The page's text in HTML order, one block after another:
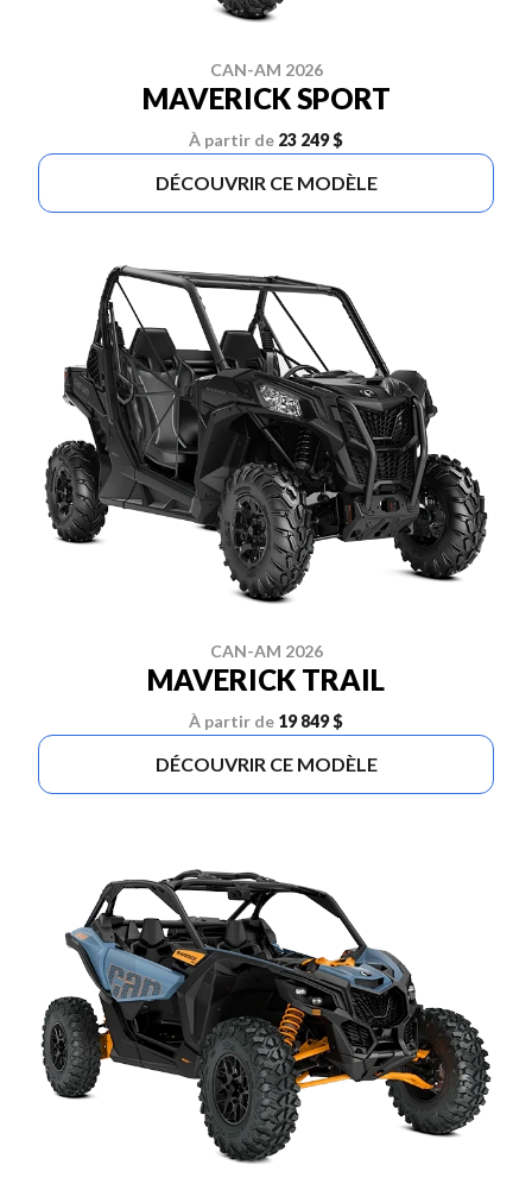
CAN-AM 2026
MAVERICK SPORT
À partir de 23 249 $
DÉCOUVRIR CE MODÈLE
CAN-AM 2026
MAVERICK TRAIL
À partir de 19 849 $
DÉCOUVRIR CE MODÈLE